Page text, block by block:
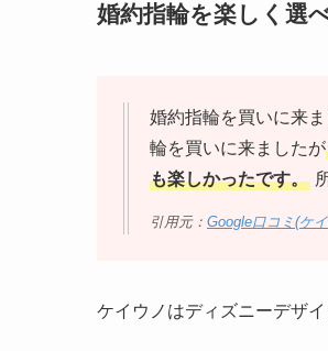
婚約指輪を楽しく選
婚約指輪を買いに来
輪を買いに来ましたが
も楽しかったです。
引用元： Google口コミ(ケ
ケイウノはディズニーデザ